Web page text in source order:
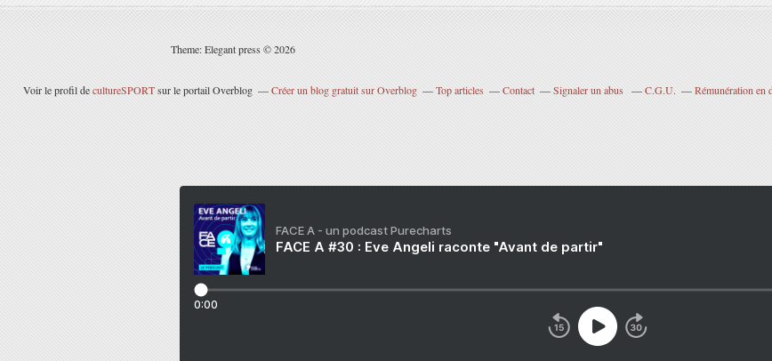
Theme: Elegant press © 2026
Voir le profil decultureSPORTsur le portail Overblog Créer un blog gratuit sur Overblog Top articles Contact Signaler un abus C.G.U. Rémunération en
FACE A - un podcast Purecharts
FACE A #30 : Eve Angeli raconte "Avant de partir"
0:00